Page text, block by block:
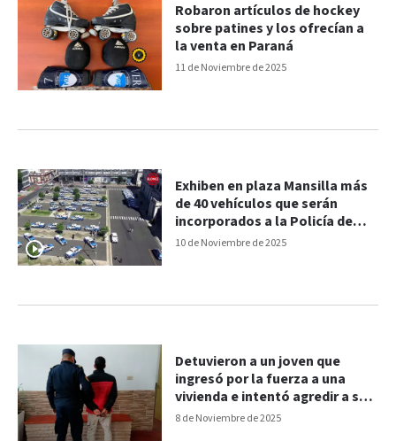
11 de Noviembre de 2025
Robaron artículos de hockey
sobre patines y los ofrecían a
la venta en Paraná
10 de Noviembre de 2025
Exhiben en plaza Mansilla más
de 40 vehículos que serán
incorporados a la Policía de
Entre Ríos
8 de Noviembre de 2025
Detuvieron a un joven que
ingresó por la fuerza a una
vivienda e intentó agredir a su
ex pareja